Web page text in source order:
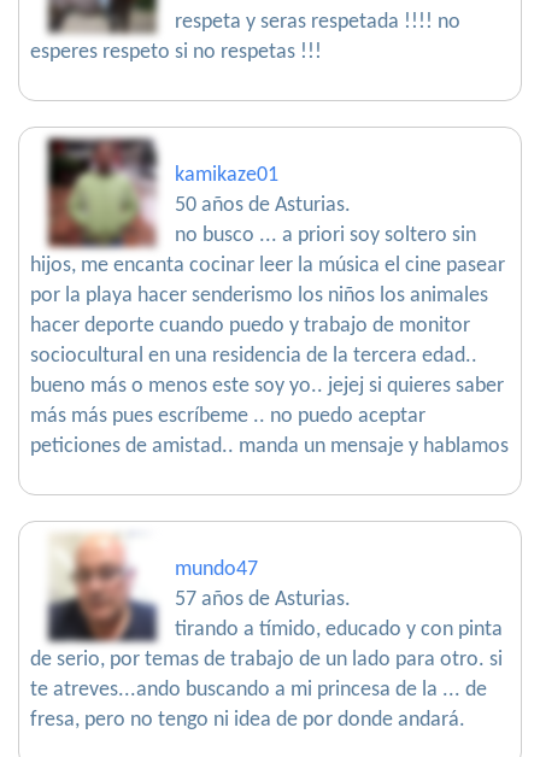
respeta y seras respetada !!!! no
esperes respeto si no respetas !!!
kamikaze01
50 años de Asturias.
no busco ... a priori soy soltero sin
hijos, me encanta cocinar leer la música el cine pasear
por la playa hacer senderismo los niños los animales
hacer deporte cuando puedo y trabajo de monitor
sociocultural en una residencia de la tercera edad..
bueno más o menos este soy yo.. jejej si quieres saber
más más pues escríbeme .. no puedo aceptar
peticiones de amistad.. manda un mensaje y hablamos
mundo47
57 años de Asturias.
tirando a tímido, educado y con pinta
de serio, por temas de trabajo de un lado para otro. si
te atreves...ando buscando a mi princesa de la ... de
fresa, pero no tengo ni idea de por donde andará.